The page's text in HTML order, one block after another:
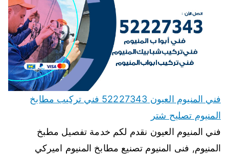
فني المنيوم العيون 52227343 فني تركيب مطابخ
المنيوم تصليح شتر
فني المنيوم العيون نقدم لكم خدمة تفصيل مطبخ
المنيوم, فنى المنيوم تصنيع مطابخ المنيوم اميركي